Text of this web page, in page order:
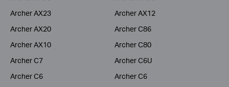
Archer AX23
Archer AX12
Archer AX20
Archer C86
Archer AX10
Archer C80
Archer C7
Archer C6U
Archer C6
Archer C6